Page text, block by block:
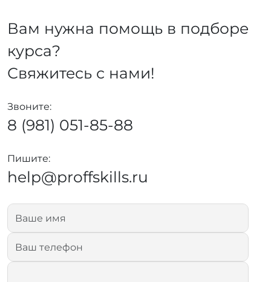
Вам нужна помощь в подборе
курса?
Свяжитесь с нами!
Звоните:
8 (981) 051-85-88
Пишите:
help@proffskills.ru